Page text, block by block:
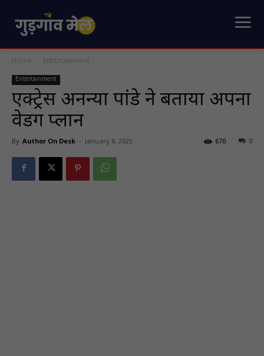
Home Entertainment
Entertainment
एक्ट्रेस अनन्या पांडे ने बताया अपना
वेडिंग प्लान
By Author On Desk - January 8, 2025 0
670